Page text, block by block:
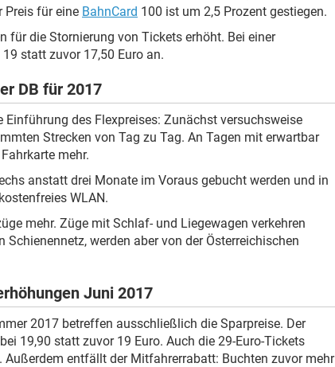
Preis für eine BahnCard 100 ist um 2,5 Prozent gestiegen.
für die Stornierung von Tickets erhöht. Bei einer
statt zuvor 17,50 Euro an.
DB für 2017
Einführung des Flexpreises: Zunächst versuchsweise
Strecken von Tag zu Tag. An Tagen mit erwartbar
mehr.
anstatt drei Monate im Voraus gebucht werden und in
WLAN.
mehr. Züge mit Schlaf- und Liegewagen verkehren
Schienennetz, werden aber von der Österreichischen
Juni 2017
2017 betreffen ausschließlich die Sparpreise. Der
19,90 statt zuvor 19 Euro. Auch die 29-Euro-Tickets
Außerdem entfällt der Mitfahrerrabatt: Buchten zuvor mehr